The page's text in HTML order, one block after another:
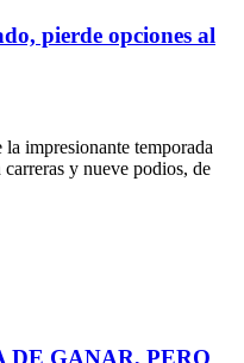
pierde opciones al
impresionante temporada
y nueve podios, de
DE GANAR, PERO